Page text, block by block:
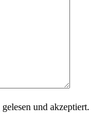
gelesen und akzeptiert.